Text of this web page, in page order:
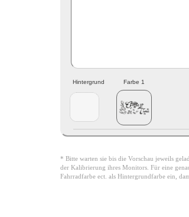
Hintergrund Farbe 1
* Bitte warten sie bis die Vorschau jeweils
der Kalibrierung ihres Monitors. Für eine
Fahrradfarbe ect. als Hintergrundfarbe ein,